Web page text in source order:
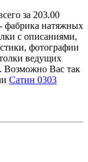
за 203.00
фабрика натяжных
с описаниями,
фотографии
ведущих
Возможно Вас так
Сатин 0303